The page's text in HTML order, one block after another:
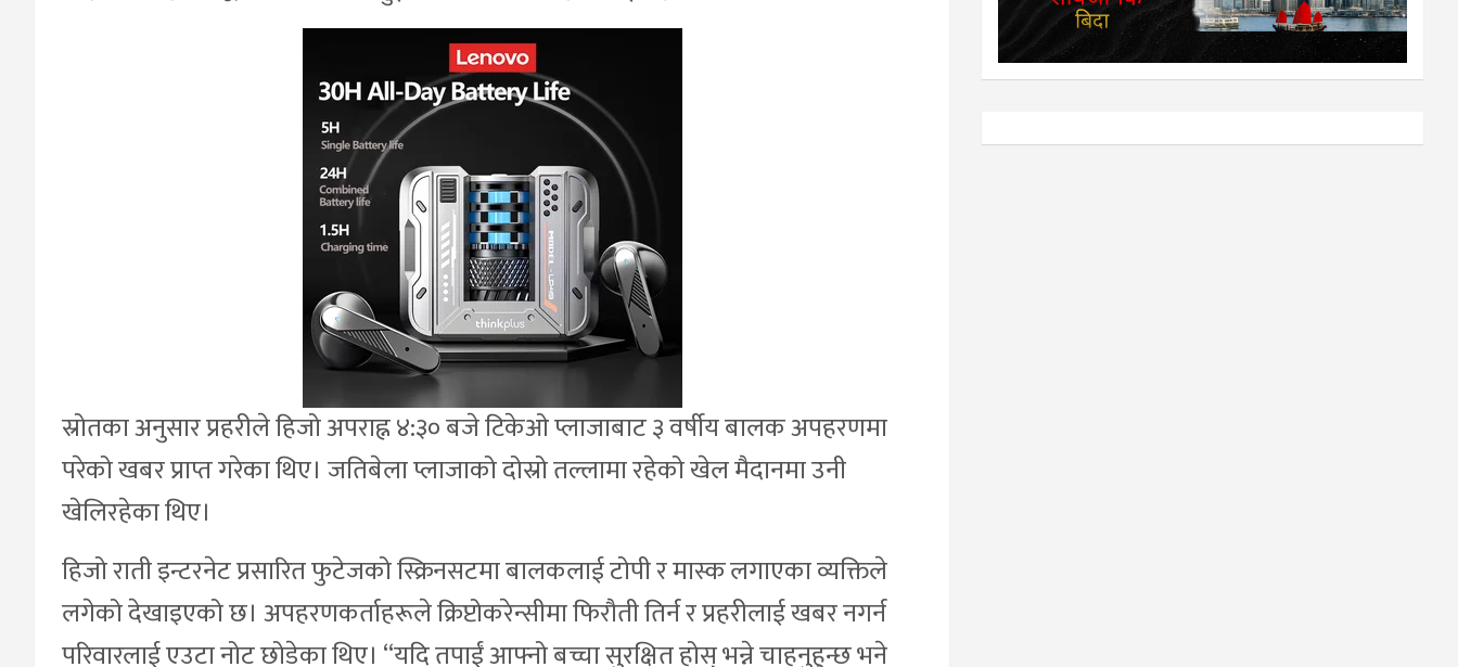
स्रोतका अनुसार प्रहरीले हिजो अपराह्न ४:३० बजे टिकेओ प्लाजाबाट ३ वर्षीय बालक अपहरणमा
परेको खबर प्राप्त गरेका थिए। जतिबेला प्लाजाको दोस्रो तल्लामा रहेको खेल मैदानमा उनी
खेलिरहेका थिए।
हिजो राती इन्टरनेट प्रसारित फुटेजको स्क्रिनसटमा बालकलाई टोपी र मास्क लगाएका व्यक्तिले
लगेको देखाइएको छ। अपहरणकर्ताहरूले क्रिप्टोकरेन्सीमा फिरौती तिर्न र प्रहरीलाई खबर नगर्न
परिवारलाई एउटा नोट छोडेका थिए। “यदि तपाईं आफ्नो बच्चा सुरक्षित होस् भन्ने चाहनुहुन्छ भने